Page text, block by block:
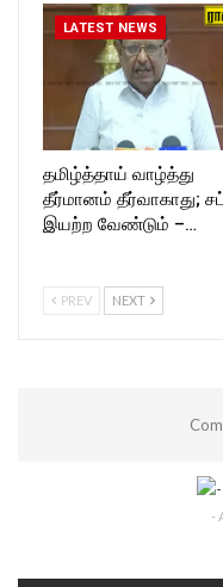
LATEST NEWS
தமிழ்த்தாய் வாழ்த்து
தீர்மானம் தீர்வாகாது;
இயற்ற வேண்டும் –…
PREV NEXT
-